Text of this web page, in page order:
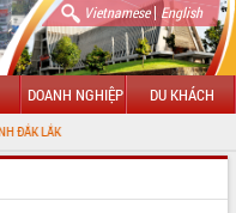
Vietnamese| English
DOANH NGHIỆP DU KHÁCH